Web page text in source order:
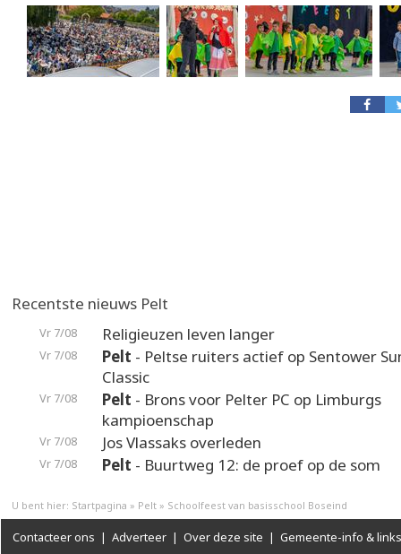
Recentste nieuws Pelt
Vr 7/08 Religieuzen leven langer
Vr 7/08 Pelt - Peltse ruiters actief op Sentower
Classic
Vr 7/08 Pelt - Brons voor Pelter PC op Limburgs
kampioenschap
Vr 7/08 Jos Vlassaks overleden
Vr 7/08 Pelt - Buurtweg 12: de proef op de som
U bent hier: Startpagina » Pelt » Schoolfeest van basisschool Boseind
Contacteer ons | Adverteer | Over deze site | Gemeente-info & links